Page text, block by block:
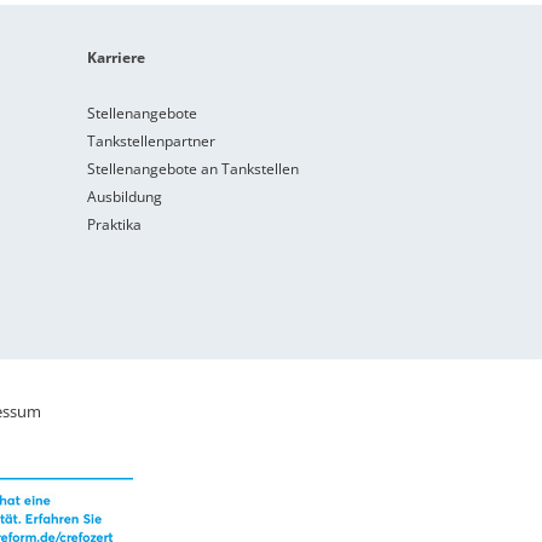
Karriere
Stellenangebote
Tankstellenpartner
Stellenangebote an Tankstellen
Ausbildung
Praktika